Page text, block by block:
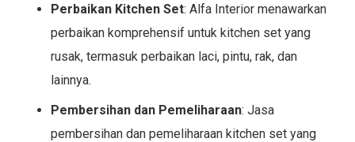
Perbaikan Kitchen Set: Alfa Interior menawarkan
perbaikan komprehensif untuk kitchen set yang
rusak, termasuk perbaikan laci, pintu, rak, dan
lainnya.
Pembersihan dan Pemeliharaan: Jasa
pembersihan dan pemeliharaan kitchen set yang